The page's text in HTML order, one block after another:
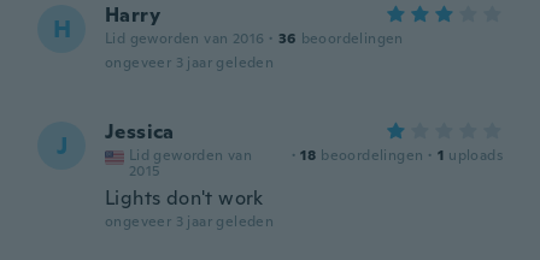
H Harry
Lid geworden van 2016 · 36 beoordelingen
ongeveer 3 jaar geleden
J Jessica
Lid geworden van
2015
· 18 beoordelingen · 1 uploads
Lights don't work
ongeveer 3 jaar geleden